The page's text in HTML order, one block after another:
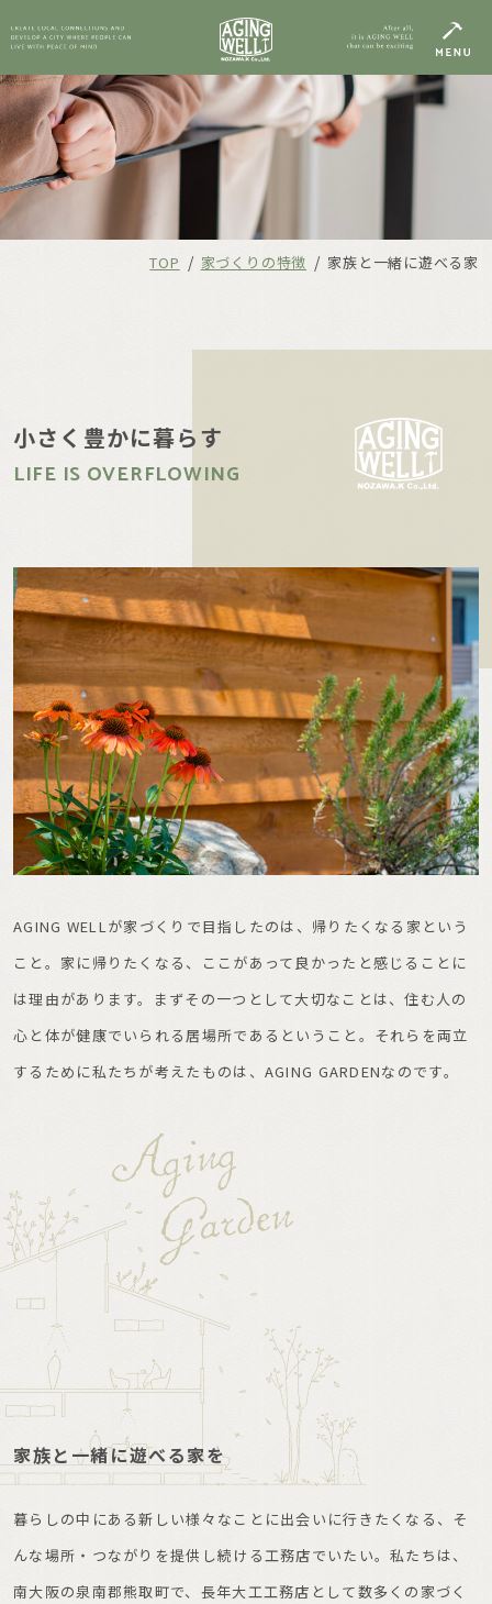
TOP / 家づくりの特徴 /家族と一緒に遊べる家
小さく豊かに暮らす
LIFE IS OVERFLOWING
AGING WELLが家づくりで目指したのは、帰りたくなる家という
こと。家に帰りたくなる、ここがあって良かったと感じることに
は理由があります。まずその一つとして大切なことは、住む人の
心と体が健康でいられる居場所であるということ。それらを両立
するために私たちが考えたものは、AGING GARDENなのです。
家族と一緒に遊べる家を
暮らしの中にある新しい様々なことに出会いに行きたくなる、そ
んな場所・つながりを提供し続ける工務店でいたい。私たちは、
南大阪の泉南郡熊取町で、長年大工工務店として数多くの家づく